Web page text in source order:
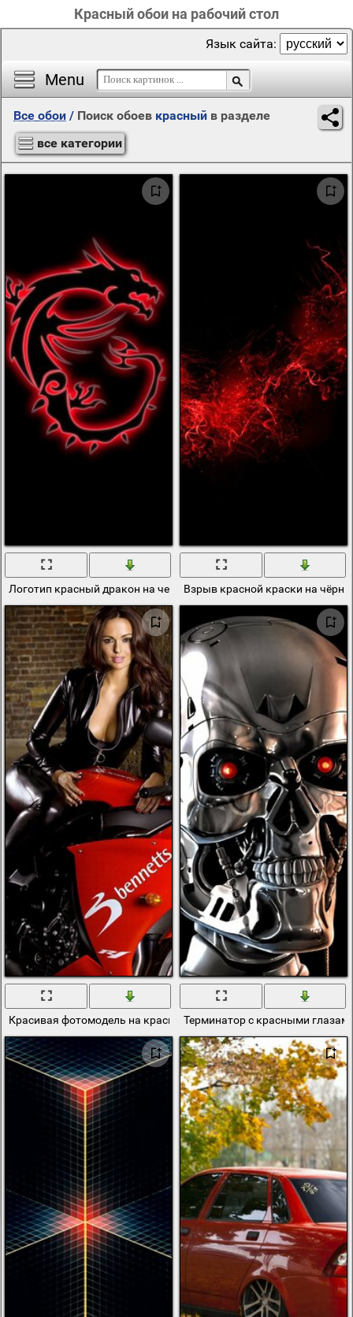
Красный обои на рабочий стол
Menu
Язык сайта:
Все обои / Поиск обоев красный в разделе
все категории
Логотип красный дракон на черном фонеВзрыв красной краски на
Красивая фотомодель на красном спортбайке
Терминатор с красными